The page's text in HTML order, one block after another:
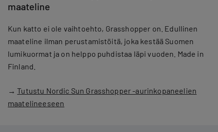
maateline
Kun katto ei ole vaihtoehto, Grasshopper on. Edullinen
maateline ilman perustamistöitä, joka kestää Suomen
lumikuormat ja on helppo puhdistaa läpi vuoden. Made in
Finland.
→Tutustu Nordic Sun Grasshopper -aurinkopaneelien
maatelineeseen